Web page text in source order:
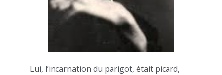
Lui, l’incarnation du parigot, était picard,